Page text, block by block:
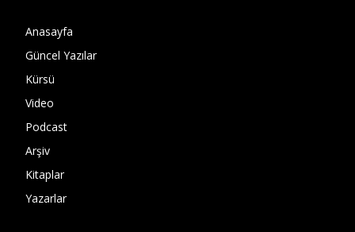
Anasayfa
Güncel Yazılar
Kürsü
Video
Podcast
Arşiv
Kitaplar
Yazarlar